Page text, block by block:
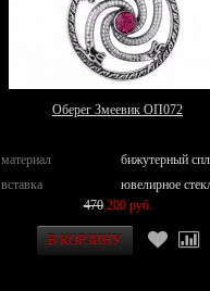
Оберег Змеевик ОП072
материал
бижутерный
вставка
ювелирное
470 200 руб.